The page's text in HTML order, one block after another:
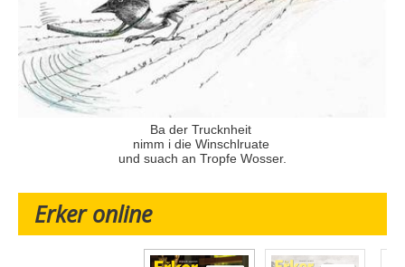
Ba der Trucknheit
nimm i die Winschlruate
und suach an Tropfe Wosser.
Erker online